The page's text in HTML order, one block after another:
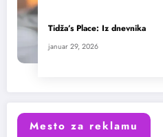
Tidža’s Place: Iz dnevnika
januar 29, 2026
Mesto za reklamu